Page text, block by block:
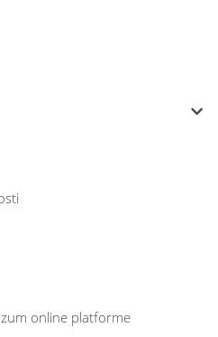
online platforme